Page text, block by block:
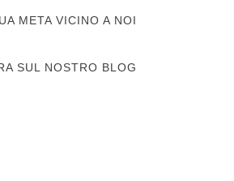
META VICINO A NOI
SUL NOSTRO BLOG